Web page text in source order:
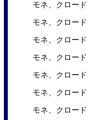
モネ、クロード
モネ、クロード
モネ、クロード
モネ、クロード
モネ、クロード
モネ、クロード
モネ、クロード